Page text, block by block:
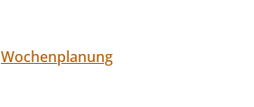
Wochenplanung